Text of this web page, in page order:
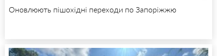
Оновлюють пішохідні переходи по Запоріжжю